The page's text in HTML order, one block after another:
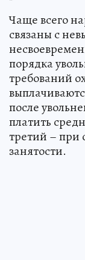
Чаще всего
связаны с
порядка
требований
после
платить
третий – при
занятости.